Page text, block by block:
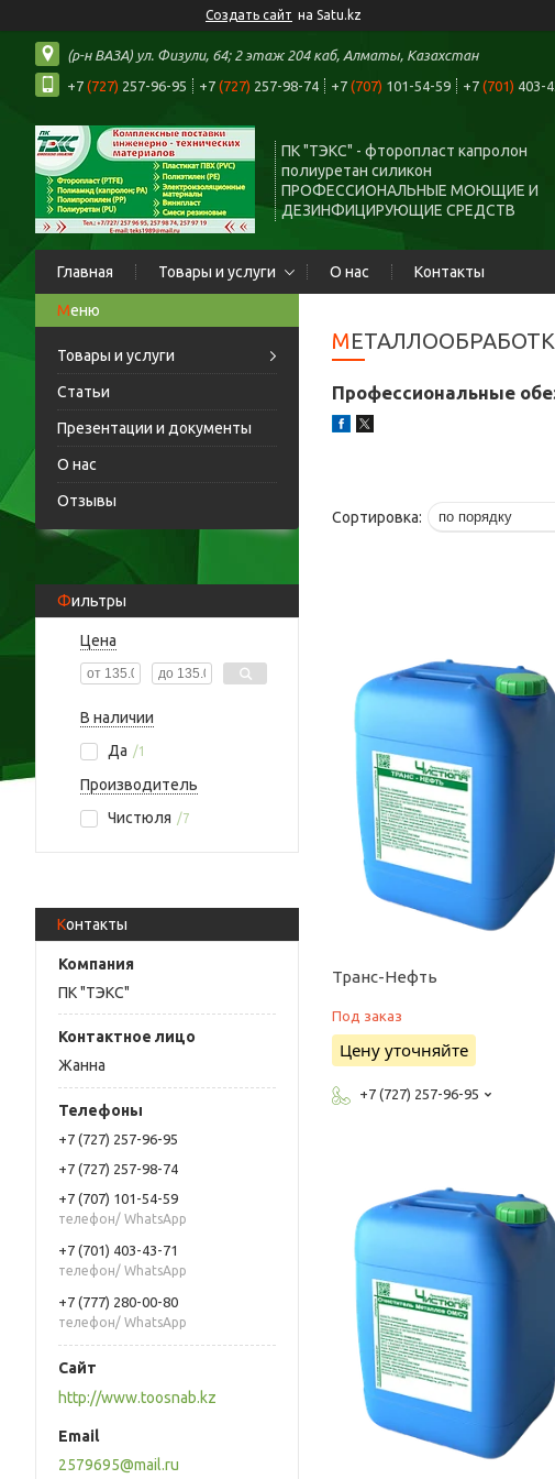
Создать сайт на Satu.kz
(р-н ВАЗА) ул. Физули, 64; 2 этаж 204 каб, Алматы, Казахстан
+7 (727) 257-96-95 +7 (727) 257-98-74 +7 (707) 101-54-59 +7 (701) 403-
ПК "ТЭКС" - фторопласт капролон
полиуретан силикон
ПРОФЕССИОНАЛЬНЫЕ МОЮЩИЕ И
ДЕЗИНФИЦИРУЮЩИЕ СРЕДСТВ
Главная Товары и услуги О нас Контакты
Товары и услуги
Статьи
Презентации и документы
О нас
Отзывы
Фильтры
Цена
В наличии
Да
1
Производитель
Чистюля
7
Контакты
ПК "ТЭКС"
Жанна
+7 (727) 257-96-95
+7 (727) 257-98-74
+7 (707) 101-54-59
телефон/ WhatsApp
+7 (701) 403-43-71
телефон/ WhatsApp
+7 (777) 280-00-80
телефон/ WhatsApp
http://www.toosnab.kz
2579695@mail.ru
Профессиональные
Транс-Нефть
Под заказ
Цену уточняйте
+7 (727) 257-96-95